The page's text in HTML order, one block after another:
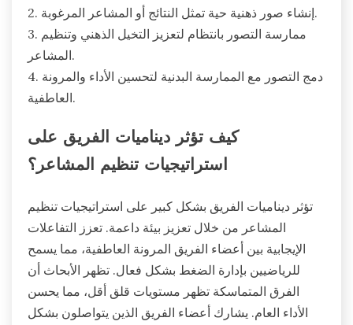
2. إنشاء صور ذهنية حية تمثل النتائج أو المشاعر المرغوبة.
3. ممارسة التصور بانتظام لتعزيز التخيل الذهني وتنظيم
المشاعر.
4. دمج التصور مع الممارسة البدنية لتحسين الأداء والمرونة
العاطفية.
كيف تؤثر ديناميات الفريق على
استراتيجيات تنظيم المشاعر؟
تؤثر ديناميات الفريق بشكل كبير على استراتيجيات تنظيم
المشاعر من خلال تعزيز بيئة داعمة. تعزز التفاعلات
الإيجابية بين أعضاء الفريق المرونة العاطفية، مما يسمح
للرياضيين بإدارة الضغط بشكل فعال. تظهر الأبحاث أن
الفرق المتماسكة تظهر مستويات قلق أقل، مما يحسن
الأداء العام. يشارك أعضاء الفريق الذين يتواصلون بشكل